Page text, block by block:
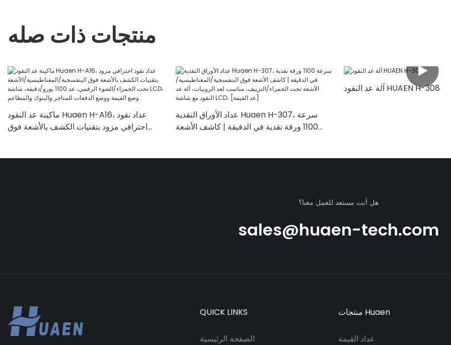
منتجات ذات صله
ماكينة عد النقود Huaen H-A16، عداد نقود
احترافي مزود بتقنيات الكشف بالأشعة فوق
عداد الأوراق النقدية Huaen H-307، سرعة
1100 ورقة نقدية في الدقيقة | كاشف الأشعة
آلة عد النقود HUAEN H-308
هل أنت مستعد للعمل معنا؟
sales@huaen-tech.com
QUICK LINKS
الصفحة الرئيسية
منتجات Huaen
عداد القيمة